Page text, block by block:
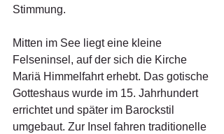
Stimmung.
Mitten im See liegt eine kleine
Felseninsel, auf der sich die Kirche
Mariä Himmelfahrt erhebt. Das gotische
Gotteshaus wurde im 15. Jahrhundert
errichtet und später im Barockstil
umgebaut. Zur Insel fahren traditionelle